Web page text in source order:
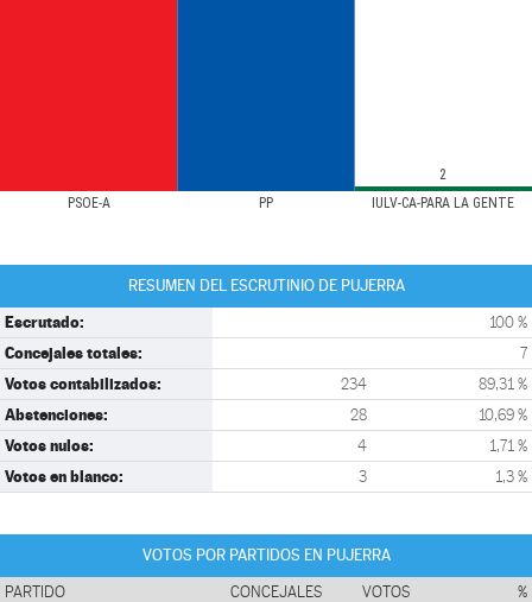
PSOE-A PP IULV-CA-PARA LA GENTE
2
RESUMEN DEL ESCRUTINIO DE PUJERRA
Escrutado: 100 %
Concejales totales: 7
Votos contabilizados: 234 89,31 %
Abstenciones: 28 10,69 %
Votos nulos: 4 1,71 %
Votos en blanco: 3 1,3 %
VOTOS POR PARTIDOS EN PUJERRA
PARTIDO CONCEJALES VOTOS %